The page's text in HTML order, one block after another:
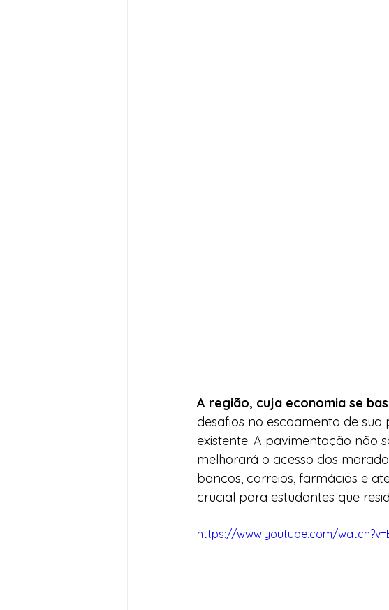
A região, cuja economia se
desafios no escoamento de
existente. A pavimentação não
melhorará o acesso dos
bancos, correios, farmácias e
crucial para estudantes que
https://www.youtube.com/